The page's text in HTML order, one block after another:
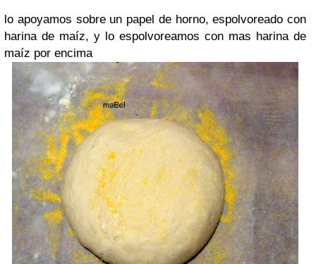
lo apoyamos sobre un papel de horno, espolvoreado con
harina de maíz, y lo espolvoreamos con mas harina de
maíz por encima